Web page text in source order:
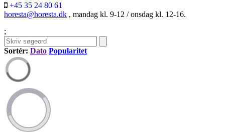
+45 35 24 80 61
horesta@horesta.dk , mandag kl. 9-12 / onsdag kl. 12-16.
;
Sortér: Dato Popularitet